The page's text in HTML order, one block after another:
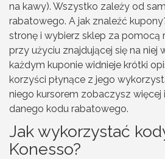
na kawy). Wszystko zależy od
rabatowego. A jak znaleźć
stronę i wybierz sklep za pomocą
przy użyciu znajdującej się na niej
każdym kuponie widnieje krótki
korzyści płynące z jego
niego kursorem zobaczysz
danego kodu rabatowego.
Jak wykorzystać
Konesso?